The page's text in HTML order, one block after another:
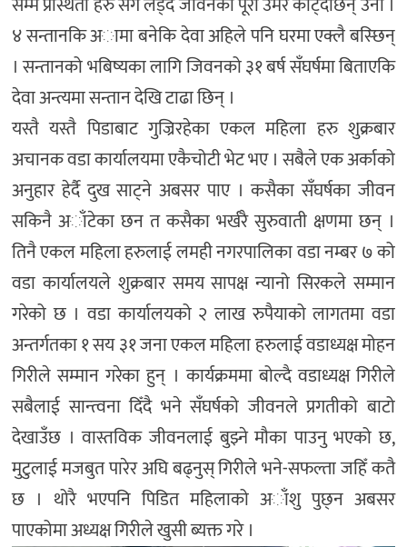
४ सन्तानकि अामा बनेकि देवा अहिले पनि घरमा एक्लै बस्छिन्
। सन्तानको भबिष्यका लागि जिवनको ३१ बर्ष सँघर्षमा बिताएकि
देवा अन्त्यमा सन्तान देखि टाढा छिन् ।
यस्तै यस्तै पिडाबाट गुज्रिरहेका एकल महिला हरु शुक्रबार
अचानक वडा कार्यालयमा एकैचोटी भेट भए । सबैले एक अर्काको
अनुहार हेर्दै दुख साट्ने अबसर पाए । कसैका सँघर्षका जीवन
सकिनै अाँटेका छन त कसैका भर्खरै सुरुवाती क्षणमा छन् ।
तिनै एकल महिला हरुलाई लमही नगरपालिका वडा नम्बर ७ को
वडा कार्यालयले शुक्रबार समय सापक्ष न्यानो सिरकले सम्मान
गरेको छ । वडा कार्यालयको २ लाख रुपैयाको लागतमा वडा
अन्तर्गतका १ सय ३१ जना एकल महिला हरुलाई वडाध्यक्ष मोहन
गिरीले सम्मान गरेका हुन् । कार्यक्रममा बोल्दै वडाध्यक्ष गिरीले
सबैलाई सान्त्वना दिँदै भने सँघर्षको जीवनले प्रगतीको बाटो
देखाउँछ । वास्तविक जीवनलाई बुझ्ने मौका पाउनु भएको छ,
मुटुलाई मजबुत पारेर अघि बढ्नुस् गिरीले भने-सफल्ता जहिँ कतै
छ । थोरै भएपनि पिडित महिलाको अाँशु पुछ्न अबसर
पाएकोमा अध्यक्ष गिरीले खुसी ब्यक्त गरे ।